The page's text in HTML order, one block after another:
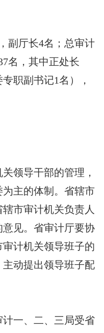
厅长4名；总审计
名，其中正处长
职副书记1名），
领导干部的管理，
主的体制。省辖市
市审计机关负责人
见。省审计厅要协
计机关领导班子的
动提出领导班子配
一、二、三局受省